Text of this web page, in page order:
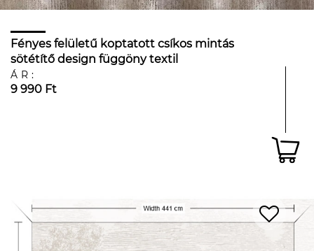
Fényes felületű koptatott csíkos mintás
sötétítő design függöny textil
ÁR:
9 990 Ft